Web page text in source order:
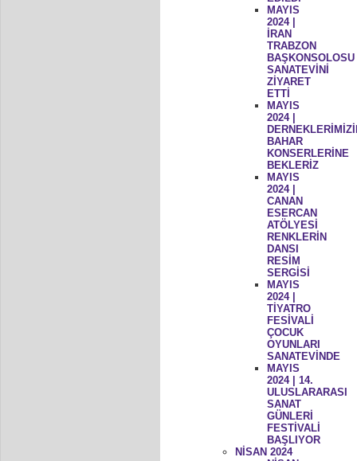
MAYIS
2024 |
İRAN
TRABZON
BAŞKONSOLOSU
SANATEVİNİ
ZİYARET
ETTİ
MAYIS
2024 |
BAHAR
KONSERLERİNE
BEKLERİZ
MAYIS
2024 |
CANAN
ESERCAN
ATÖLYESİ
RENKLERİN
DANSI
RESİM
SERGİSİ
MAYIS
2024 |
TİYATRO
FESİVALİ
ÇOCUK
OYUNLARI
SANATEVİNDE
MAYIS
2024 | 14.
ULUSLARARASI
SANAT
GÜNLERİ
FESTİVALİ
BAŞLIYOR
NİSAN 2024